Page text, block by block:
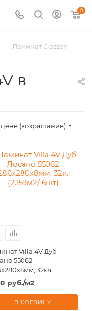
0
— Ламинат Classen —
в
(возрастание)
Villa 4V Дуб
55062
32кл
6шт)
руб./м2
В КОРЗИНУ